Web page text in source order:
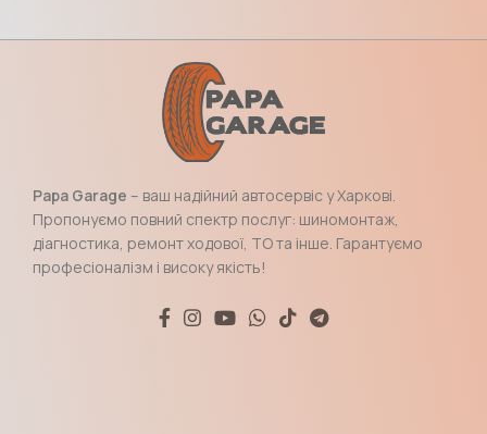
Papa Garage – ваш надійний автосервіс у Харкові.
Пропонуємо повний спектр послуг: шиномонтаж,
діагностика, ремонт ходової, ТО та інше. Гарантуємо
професіоналізм і високу якість!